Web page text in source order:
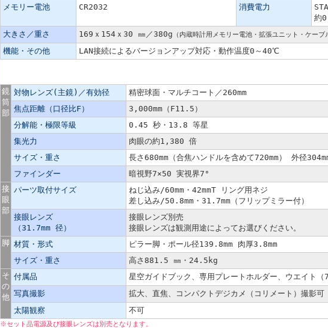
メモリー電池
CR2032 消費電力
約
大きさ／重さ
169ｘ154ｘ30 ㎜／380g （内蔵時計用メモリー電池・拡張ユニット・ケーブ
機能・その他 LAN接続によるバージョンアップ対応・動作温度0～40℃
鏡
筒
部
対物レンズ(主鏡)／有効径
精密球面・マルチコート／260mm
焦点距離（口径比F）
3,000mm（F11.5）
分解能・極限等級
0.45 秒・13.8 等星
集光力
肉眼の約1,380 倍
サイズ・重さ
長さ680mm（合焦ハンドルを含めて720mm） 外径
ファインダー
暗視野7×50 実視界7°
接
眼
部
パーツ取付サイズ
ねじ込み/60mm・42mmT リング用ネジ
差し込み/50.8mm・31.7mm（フリップミラー付）
接眼レンズ
（31.7mm 径）
接眼レンズ別売
接眼レンズは観測用途によってお選びください。
脚 材質・形式
ピラー脚・ポール径139.8mm 肉厚3.8mm
サイズ・重さ
高さ881.5 ㎜・24.5kg
そ
の
他
付属品 星空ガイドブック、専用プレートホルダー、ウエイト
写真撮影 拡大、直焦、コンパクトデジカメ（コリメート）撮影可
太陽観察 不可
※セット品電源及び接眼レンズは別売となります。